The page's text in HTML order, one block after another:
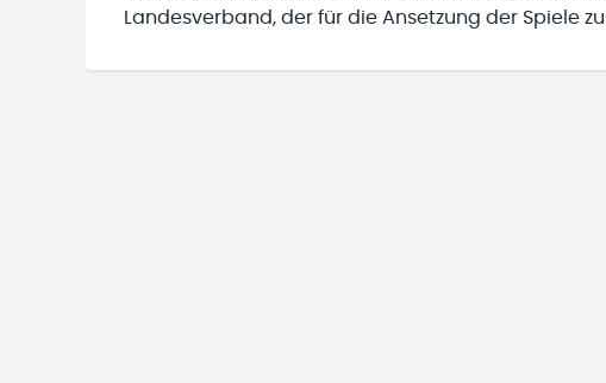
Landesverband, der für die Ansetzung der Spiele